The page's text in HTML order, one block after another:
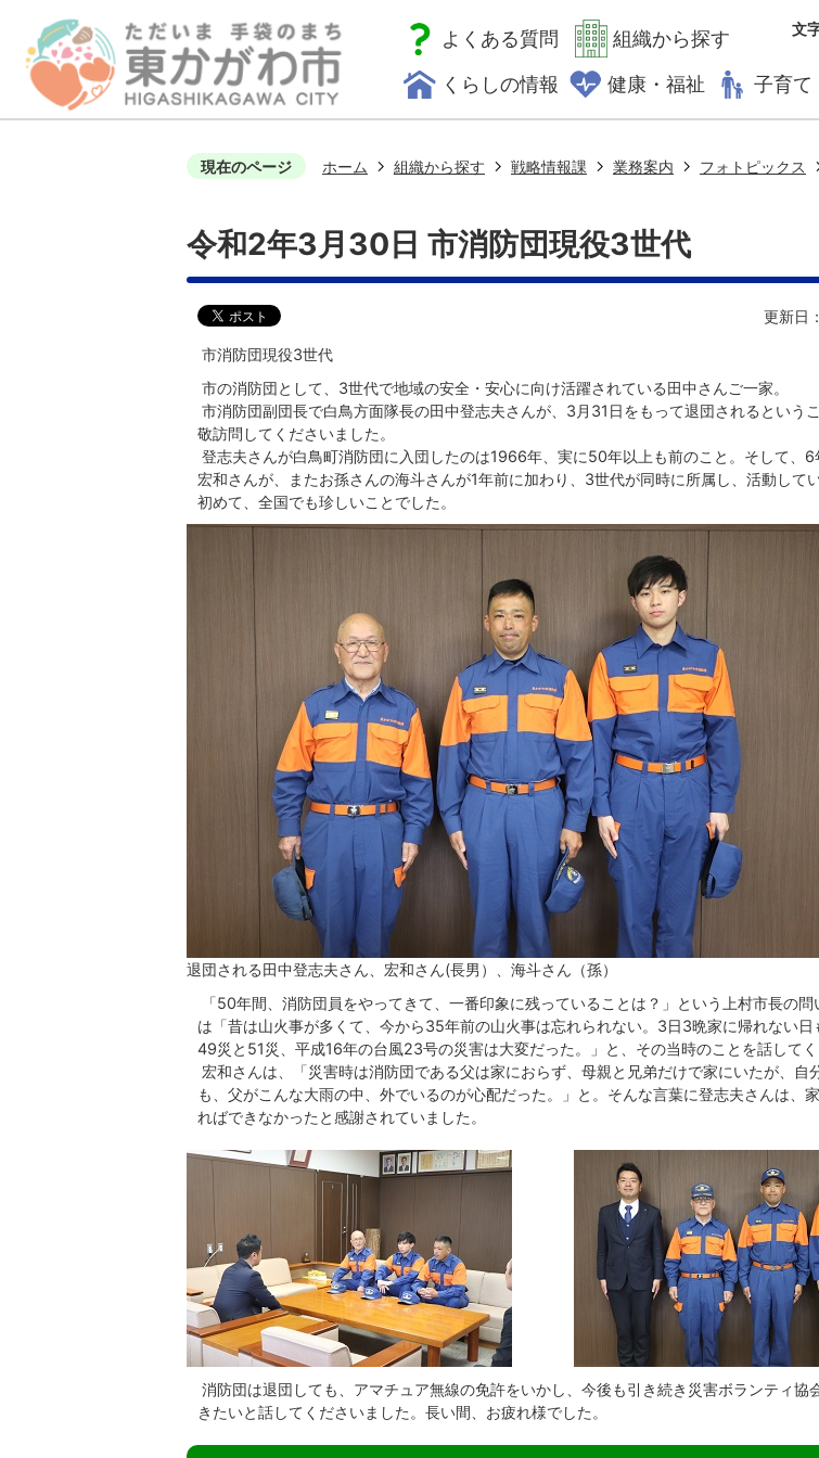
文
よくある質問
組織から探す
くらしの情報
健康・福祉 子育て
現在のページ ホーム 組織から探す 戦略情報課 業務案内 フォトピックス
令和2年3月30日 市消防団現役3世代
更新日
市消防団現役3世代
市の消防団として、3世代で地域の安全・安心に向け活躍されている田中さんご一家。
市消防団副団長で白鳥方面隊長の田中登志夫さんが、3月31日をもって退団されるという
敬訪問してくださいました。
登志夫さんが白鳥町消防団に入団したのは1966年、実に50年以上も前のこと。そして、6
宏和さんが、またお孫さんの海斗さんが1年前に加わり、3世代が同時に所属し、活動して
初めて、全国でも珍しいことでした。
退団される田中登志夫さん、宏和さん(長男）、海斗さん（孫）
「50年間、消防団員をやってきて、一番印象に残っていることは？」という上村市長の問
は「昔は山火事が多くて、今から35年前の山火事は忘れられない。3日3晩家に帰れない日
49災と51災、平成16年の台風23号の災害は大変だった。」と、その当時のことを話してく
宏和さんは、「災害時は消防団である父は家におらず、母親と兄弟だけで家にいたが、自
も、父がこんな大雨の中、外でいるのが心配だった。」と。そんな言葉に登志夫さんは、
ればできなかったと感謝されていました。
消防団は退団しても、アマチュア無線の免許をいかし、今後も引き続き災害ボランティ協
きたいと話してくださいました。長い間、お疲れ様でした。